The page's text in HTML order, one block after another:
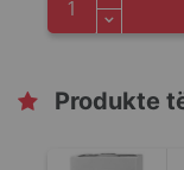
Produkte